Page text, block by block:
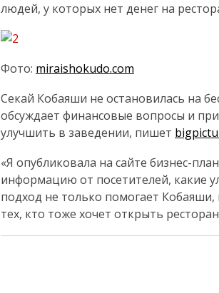
людей, у которых нет денег на
Фото: miraishokudo.com
Секай Кобаяши не остановилась на
обсуждает финансовые вопросы и
улучшить в заведении, пишет
«Я опубликовала на сайте бизнес-
информацию от посетителей, какие
подход не только помогает
тех, кто тоже хочет открыть